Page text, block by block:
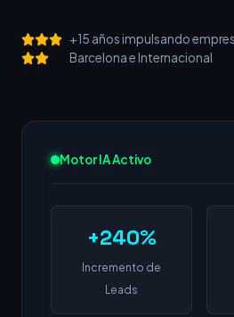
+15 años impulsando
Barcelona e Internacional
Motor IA Activo
+240%
Incremento de
Leads